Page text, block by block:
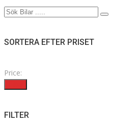
SORTERA EFTER PRISET
Price:
FILTER